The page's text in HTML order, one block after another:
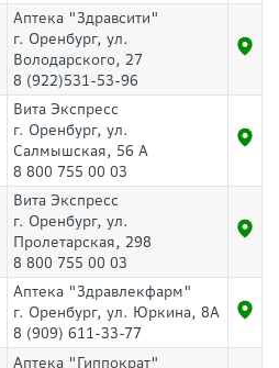
Аптека "Здравсити"
г. Оренбург, ул.
Володарского, 27
8 (922)531-53-96
Вита Экспресс
г. Оренбург, ул.
Салмышская, 56 А
8 800 755 00 03
Вита Экспресс
г. Оренбург, ул.
Пролетарская, 298
8 800 755 00 03
Аптека "Здравлекфарм"
г. Оренбург, ул. Юркина, 8А
8 (909) 611-33-77
Аптека "Гиппократ"